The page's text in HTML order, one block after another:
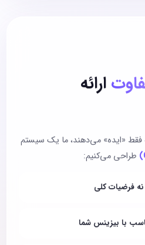
ارائه
فقط «ایده» می‌دهند، ما یک سیستم
طراحی می‌کنیم:
نه فرضیات کلی
با بیزینس شما